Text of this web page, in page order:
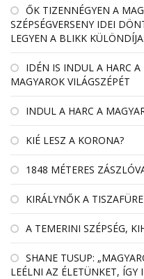
ŐK TIZENNÉGYEN A
SZÉPSÉGVERSENY IDEI
LEGYEN A BLIKK
IDÉN IS INDUL A HARC A
MAGYAROK VILÁGSZÉPÉT
INDUL A HARC A
KIÉ LESZ A KORONA?
1848 MÉTERES
KIRÁLYNŐK A
A TEMERINI SZÉPSÉG,
SHANE TUSUP:
LEÉLNI AZ ÉLETÜNKET,